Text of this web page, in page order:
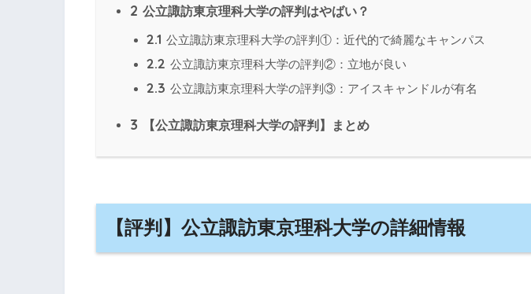
2 公立諏訪東京理科大学の評判はやばい？
2.1 公立諏訪東京理科大学の評判①：近代的で綺麗なキャンパス
2.2 公立諏訪東京理科大学の評判②：立地が良い
2.3 公立諏訪東京理科大学の評判③：アイスキャンドルが有名
3 【公立諏訪東京理科大学の評判】まとめ
【評判】公立諏訪東京理科大学の詳細情報